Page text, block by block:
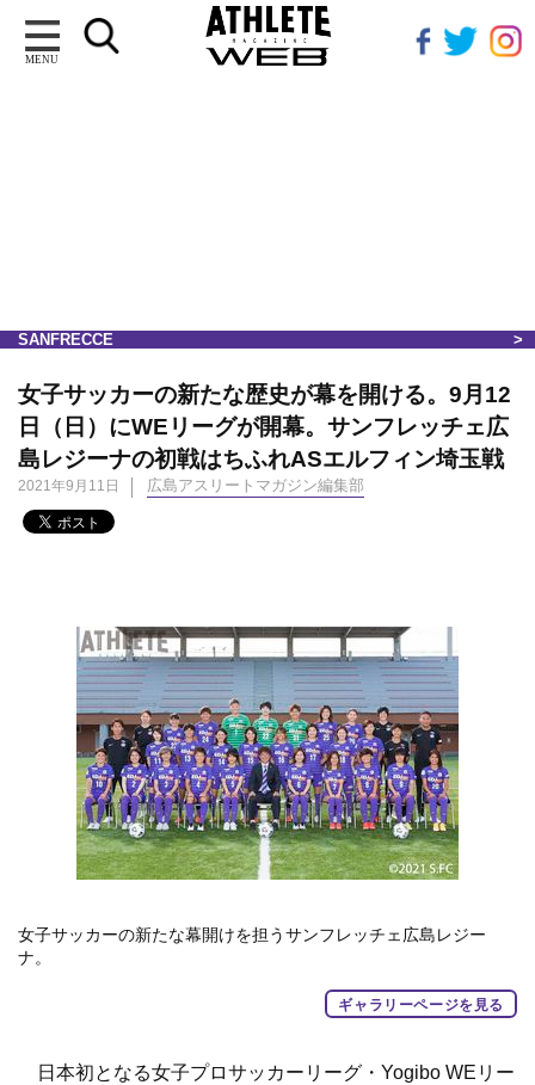
MENU
SANFRECCE
女子サッカーの新たな歴史が幕を開ける。9月12
日（日）にWEリーグが開幕。サンフレッチェ広
島レジーナの初戦はちふれASエルフィン埼玉戦
2021年9月11日 広島アスリートマガジン編集部
女子サッカーの新たな幕開けを担うサンフレッチェ広島レジー
ナ。
ギャラリーページを見る
日本初となる女子プロサッカーリーグ・Yogibo WEリー